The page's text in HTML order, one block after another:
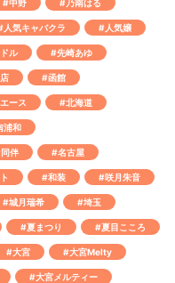
#中野 #乃南はる
人気キャバクラ #人気嬢
ル #先崎あゆ
#函館
ース #北海道
浦和
伴 #名古屋
#和装 #咲月朱音
#城月瑞希 #埼玉
#夏まつり #夏目こころ
#大宮 #大宮Melty
#大宮メルティー